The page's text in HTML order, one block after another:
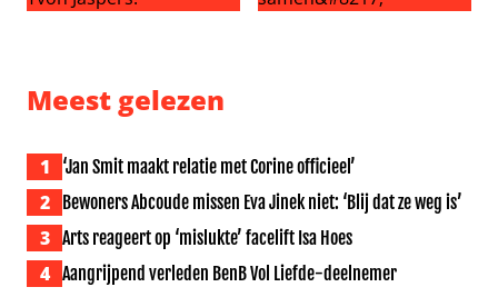
Meest gelezen
1 ‘Jan Smit maakt relatie met Corine officieel’
2 Bewoners Abcoude missen Eva Jinek niet: ‘Blij dat ze weg is’
3 Arts reageert op ‘mislukte’ facelift Isa Hoes
4 Aangrijpend verleden BenB Vol Liefde-deelnemer